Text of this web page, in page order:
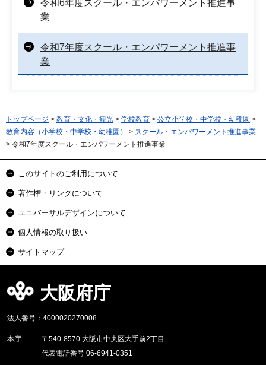
令和6年度スクール・エンパワーメント推進事
業
令和7年度スクール・エンパワーメント推進事
業
トップページ > 教育・文化・観光 > 学校教育 > 公立小学校・中学校・幼稚園 >
教育内容（小学校・中学校・幼稚園）
> スクール・エンパワーメント推進事業
> 令和7年度スクール・エンパワーメント推進事業
このサイトのご利用について
著作権・リンクについて
ユニバーサルデザインについて
個人情報の取り扱い
サイトマップ
大阪府庁
法人番号：4000020270008
本庁
〒540-8570 大阪市中央区大手前2丁目
代表電話番号 06-6941-0351